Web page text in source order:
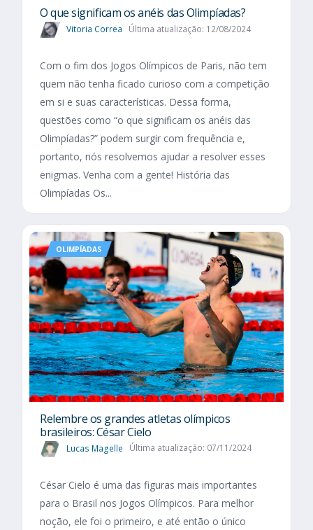
O que significam os anéis das Olimpíadas?
Vitoria Correa Última atualização: 12/08/2024
Com o fim dos Jogos Olímpicos de Paris, não tem
quem não tenha ficado curioso com a competição
em si e suas características. Dessa forma,
questões como “o que significam os anéis das
Olimpíadas?” podem surgir com frequência e,
portanto, nós resolvemos ajudar a resolver esses
enigmas. Venha com a gente! História das
Olimpíadas Os...
OLIMPÍADAS
Relembre os grandes atletas olímpicos
brasileiros: César Cielo
Lucas Magelle Última atualização: 07/11/2024
César Cielo é uma das figuras mais importantes
para o Brasil nos Jogos Olímpicos. Para melhor
noção, ele foi o primeiro, e até então o único